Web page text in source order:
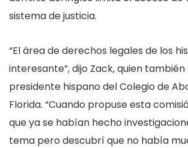
sistema de justicia.
“El área de derechos legales de los
interesante”, dijo Zack, quien
presidente hispano del Colegio de
Florida. “Cuando propuse esta
que ya se habían hecho
tema pero descubrí que no había